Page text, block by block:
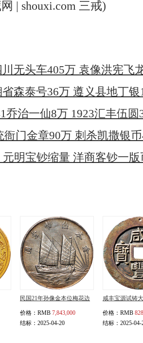
| shouxi.com 三戒)
川无头车405万 袁像洪宪飞
省森泰号36万 遵义县地丁
乔治一仙8万 1923汇丰伍
衙门金章90万 刺杀凯撒银
元明宝钞缩量 洋商客钞一
民国21年孙像金本位梅花边
价格： RMB 7,843,000
结标：2025-04-20
咸丰宝源试铸
价格： RMB
结标：2025-04-